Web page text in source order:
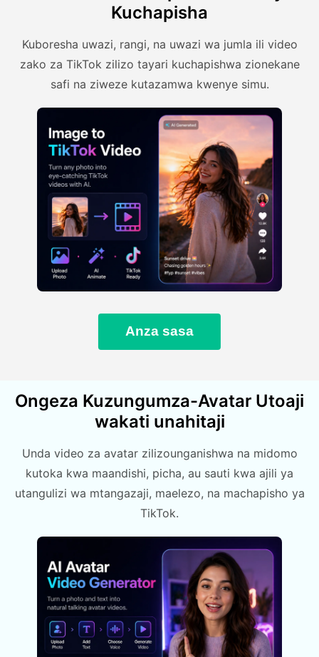
Kuchapisha
Kuboresha uwazi, rangi, na uwazi wa jumla ili video
zako za TikTok zilizo tayari kuchapishwa zionekane
safi na ziweze kutazamwa kwenye simu.
Anza sasa
Ongeza Kuzungumza-Avatar Utoaji
wakati unahitaji
Unda video za avatar zilizounganishwa na midomo
kutoka kwa maandishi, picha, au sauti kwa ajili ya
utangulizi wa mtangazaji, maelezo, na machapisho ya
TikTok.